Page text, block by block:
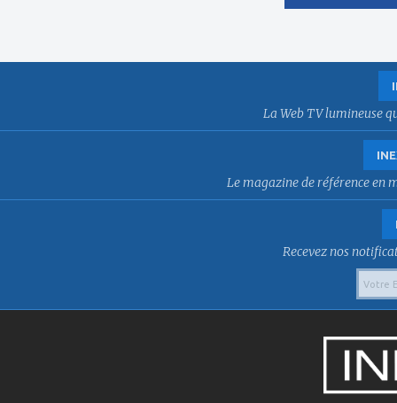
La Web TV lumineuse
Le magazine de référence en
Recevez nos